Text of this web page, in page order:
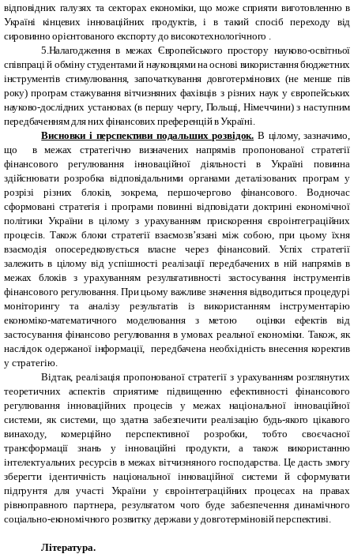
відповідних галузях та секторах економіки, що може сприяти виготовленню в
Україні кінцевих інноваційних продуктів, і в такий спосіб переходу від
сировинно орієнтованого експорту до високотехнологічного .
5.Налагодження в межах Європейського простору науково-освітньої
співпраці й обміну студентами й науковцями на основі використання бюджетних
інструментів стимулювання, започаткування довготермінових (не менше пів
року) програм стажування вітчизняних фахівців з різних наук у європейських
науково-дослідних установах (в першу чергу, Польщі, Німеччини) з наступним
передбаченням для них фінансових преференцій в Україні.
Висновки і перспективи подальших розвідок. В цілому, зазначимо,
що в межах стратегічно визначених напрямів пропонованої стратегії
фінансового регулювання інноваційної діяльності в Україні повинна
здійснювати розробка відповідальними органами деталізованих програм у
розрізі різних блоків, зокрема, першочергово фінансового. Водночас
сформовані стратегія і програми повинні відповідати доктрині економічної
політики України в цілому з урахуванням прискорення євроінтеграційних
процесів. Також блоки стратегії взаємозв’язані між собою, при цьому їхня
взаємодія опосередковується власне через фінансовий. Успіх стратегії
залежить в цілому від успішності реалізації передбачених в ній напрямів в
межах блоків з урахуванням результативності застосування інструментів
фінансового регулювання. При цьому важливе значення відводиться процедурі
моніторингу та аналізу результатів із використанням інструментарію
економіко-математичного моделювання з метою оцінки ефектів від
застосування фінансово регулювання в умовах реальної економіки. Також, як
наслідок одержаної інформації, передбачена необхідність внесення коректив
у стратегію.
Відтак, реалізація пропонованої стратегії з урахуванням розглянутих
теоретичних аспектів сприятиме підвищенню ефективності фінансового
регулювання інноваційних процесів у межах національної інноваційної
системи, як системи, що здатна забезпечити реалізацію будь-якого цікавого
винаходу, комерційно перспективної розробки, тобто своєчасної
трансформації знань у інноваційні продукти, а також використанню
інтелектуальних ресурсів в межах вітчизняного господарства. Це дасть змогу
зберегти ідентичність національної інноваційної системи й сформувати
підгрунтя для участі України у євроінтеграційних процесах на правах
рівноправного партнера, результатом чого буде забезпечення динамічного
соціально-економічного розвитку держави у довготерміновій перспективі.
Література.